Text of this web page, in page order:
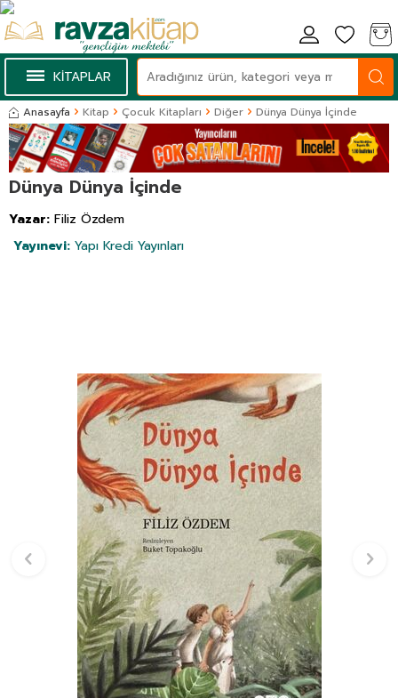
KİTAPLAR
Anasayfa Kitap Çocuk Kitapları Diğer Dünya Dünya İçinde
Dünya Dünya İçinde
Yazar: Filiz Özdem
Yayınevi: Yapı Kredi Yayınları